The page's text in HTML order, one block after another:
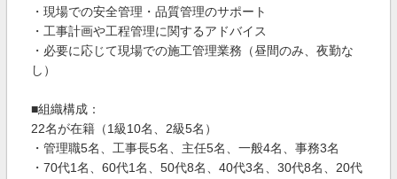
・現場での安全管理・品質管理のサポート
・工事計画や工程管理に関するアドバイス
・必要に応じて現場での施工管理業務（昼間のみ、夜勤な
し）
■組織構成：
22名が在籍（1級10名、2級5名）
・管理職5名、工事長5名、主任5名、一般4名、事務3名
・70代1名、60代1名、50代8名、40代3名、30代8名、20代